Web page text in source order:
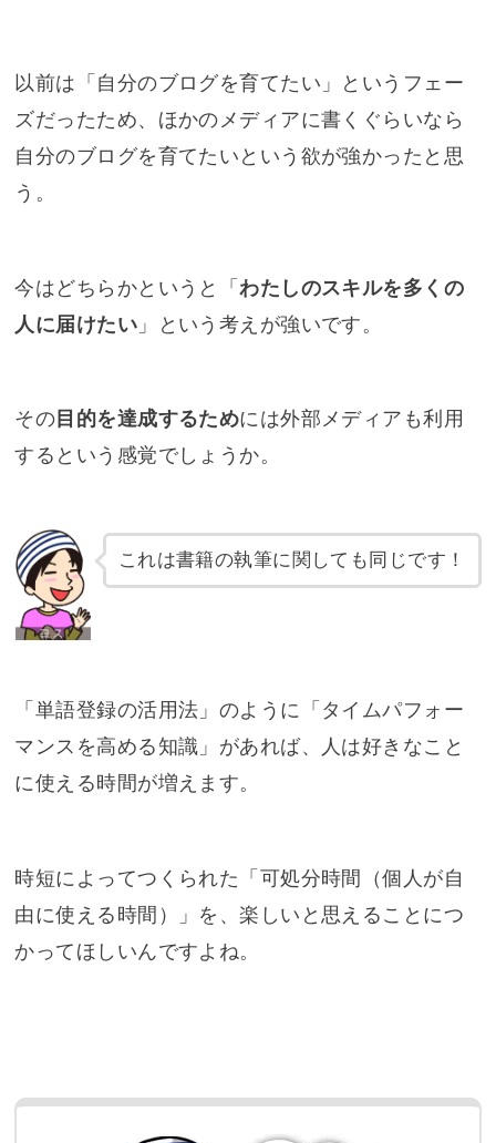
以前は「自分のブログを育てたい」というフェー
ズだったため、ほかのメディアに書くぐらいなら
自分のブログを育てたいという欲が強かったと思
う。
今はどちらかというと「わたしのスキルを多くの
人に届けたい 」という考えが強いです。
その 目的を達成するためには外部メディアも利用
するという感覚でしょうか。
これは書籍の執筆に関しても同じです！
「単語登録の活用法」のように「タイムパフォー
マンスを高める知識」があれば、人は好きなこと
に使える時間が増えます。
時短によってつくられた「可処分時間（個人が自
由に使える時間）」を、楽しいと思えることにつ
かってほしいんですよね。